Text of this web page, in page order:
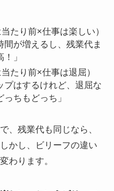
たり前×仕事は楽しい）
間が増えるし、残業代ま
」
たり前×仕事は退屈）
プはするけれど、退屈な
ちもどっち」
、残業代も同じなら、
かし、ビリーフの違い
わります。